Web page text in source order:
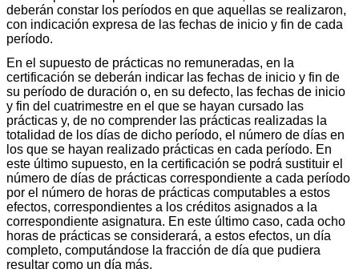
deberán constar los períodos en que aquellas se realizaron,
con indicación expresa de las fechas de inicio y fin de cada
período.
En el supuesto de prácticas no remuneradas, en la
certificación se deberán indicar las fechas de inicio y fin de
su período de duración o, en su defecto, las fechas de inicio
y fin del cuatrimestre en el que se hayan cursado las
prácticas y, de no comprender las prácticas realizadas la
totalidad de los días de dicho período, el número de días en
los que se hayan realizado prácticas en cada período. En
este último supuesto, en la certificación se podrá sustituir el
número de días de prácticas correspondiente a cada período
por el número de horas de prácticas computables a estos
efectos, correspondientes a los créditos asignados a la
correspondiente asignatura. En este último caso, cada ocho
horas de prácticas se considerará, a estos efectos, un día
completo, computándose la fracción de día que pudiera
resultar como un día más.